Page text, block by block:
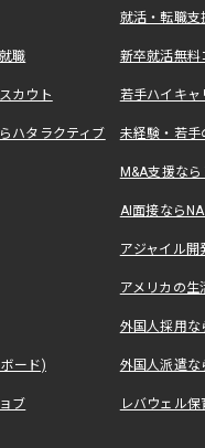
就活・転職
職 新卒就活無料
カウト 若手ハイキ
ハタラクティブ 未経験・若手
M&A支援な
AI面接なら
アジャイル
アメリカの
外国人採用
ード) 外国人派遣な
ブ レバウェル